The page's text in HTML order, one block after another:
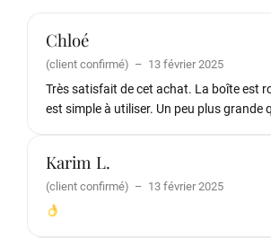
Chloé
(client confirmé) – 13 février 2025
Très satisfait de cet achat. La boîte est
est simple à utiliser. Un peu plus grande
Karim L.
(client confirmé) – 13 février 2025